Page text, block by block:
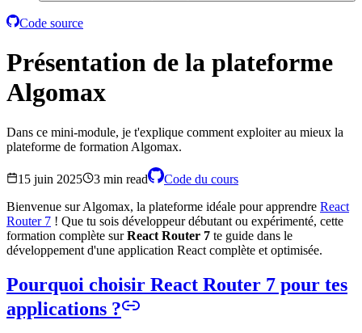
Code source
Présentation de la plateforme
Algomax
Dans ce mini-module, je t'explique comment exploiter au mieux la
plateforme de formation Algomax.
15 juin 2025 3 min read
Code du cours
Bienvenue sur Algomax, la plateforme idéale pour apprendre React
Router 7 ! Que tu sois développeur débutant ou expérimenté, cette
formation complète surReact Router 7 te guide dans le
développement d'une application React complète et optimisée.
Pourquoi choisir React Router 7 pour tes
applications ?